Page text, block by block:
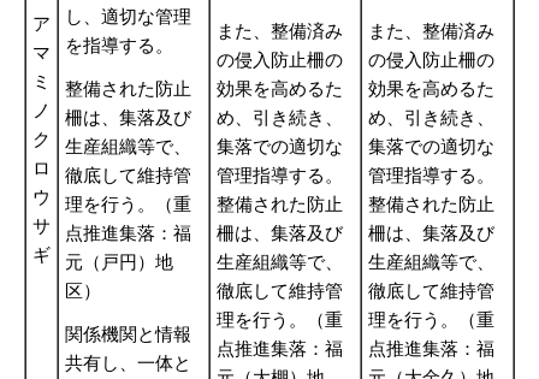
ア
マ
ミ
ノ
ク
ロ
ウ
サ
ギ
し、適切な管理
を指導する。
整備された防止
柵は、集落及び
生産組織等で、
徹底して維持管
理を行う。（重
点推進集落：福
元（戸円）地
区）
関係機関と情報
共有し、一体と
また、整備済み
の侵入防止柵の
効果を高めるた
め、引き続き、
集落での適切な
管理指導する。
整備された防止
柵は、集落及び
生産組織等で、
徹底して維持管
理を行う。（重
点推進集落：福
また、整備済み
の侵入防止柵の
効果を高めるた
め、引き続き、
集落での適切な
管理指導する。
整備された防止
柵は、集落及び
生産組織等で、
徹底して維持管
理を行う。（重
点推進集落：福